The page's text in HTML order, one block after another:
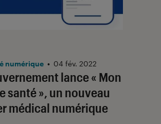
lance « Mon
santé », un nouveau
médical numérique
numérique • 04 fév. 2022